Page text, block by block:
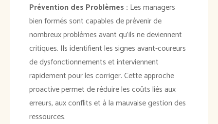
Prévention des Problèmes : Les managers
bien formés sont capables de prévenir de
nombreux problèmes avant qu'ils ne deviennent
critiques. Ils identifient les signes avant-coureurs
de dysfonctionnements et interviennent
rapidement pour les corriger. Cette approche
proactive permet de réduire les coûts liés aux
erreurs, aux conflits et à la mauvaise gestion des
ressources.